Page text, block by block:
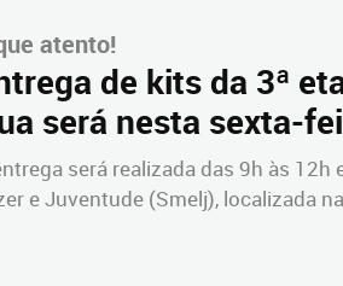
atento!
de kits da 3ª
será nesta sexta-
será realizada das 9h às
e Juventude (Smelj), localizada